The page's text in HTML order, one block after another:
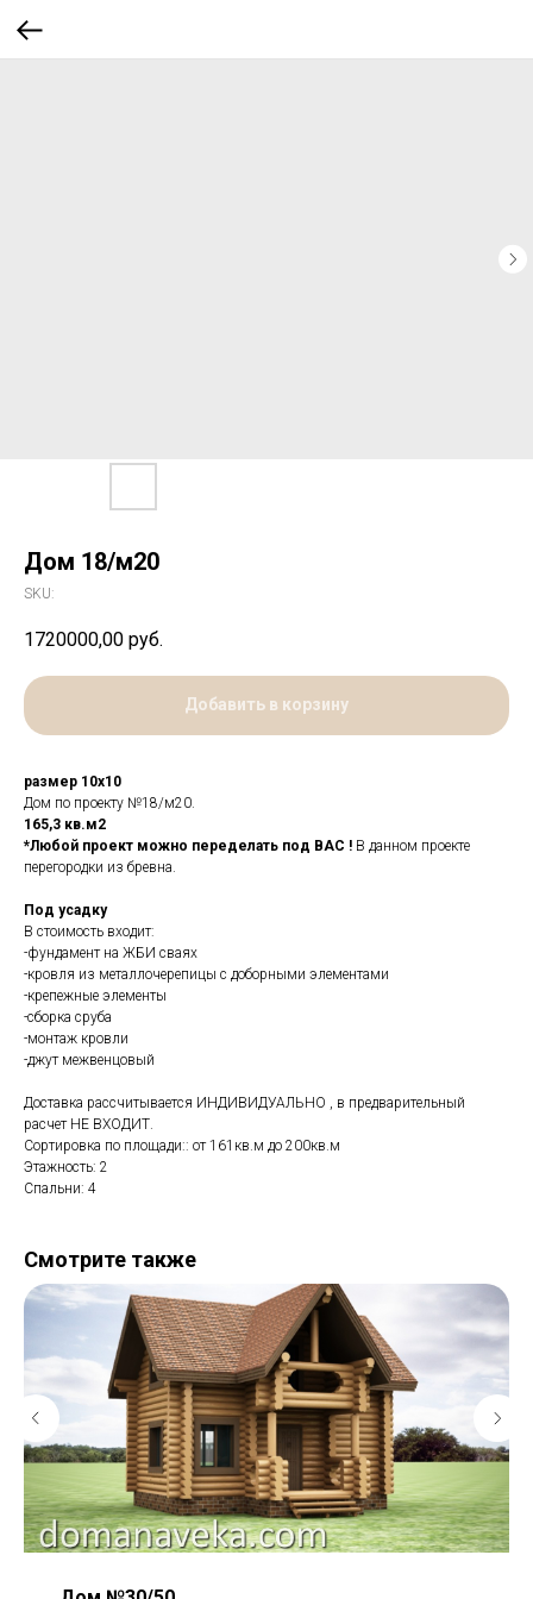
Дом 18/м20
SKU:
1720000,00 руб.
Добавить в корзину
размер 10х10
Дом по проекту №18/м20.
165,3 кв.м2
*Любой проект можно переделать под ВАС ! В данном проекте
перегородки из бревна.
Под усадку
В стоимость входит:
-фундамент на ЖБИ сваях
-кровля из металлочерепицы с доборными элементами
-крепежные элементы
-сборка сруба
-монтаж кровли
-джут межвенцовый
Доставка рассчитывается ИНДИВИДУАЛЬНО , в предварительный
расчет НЕ ВХОДИТ.
Сортировка по площади:: от 161кв.м до 200кв.м
Этажность: 2
Спальни: 4
Смотрите также